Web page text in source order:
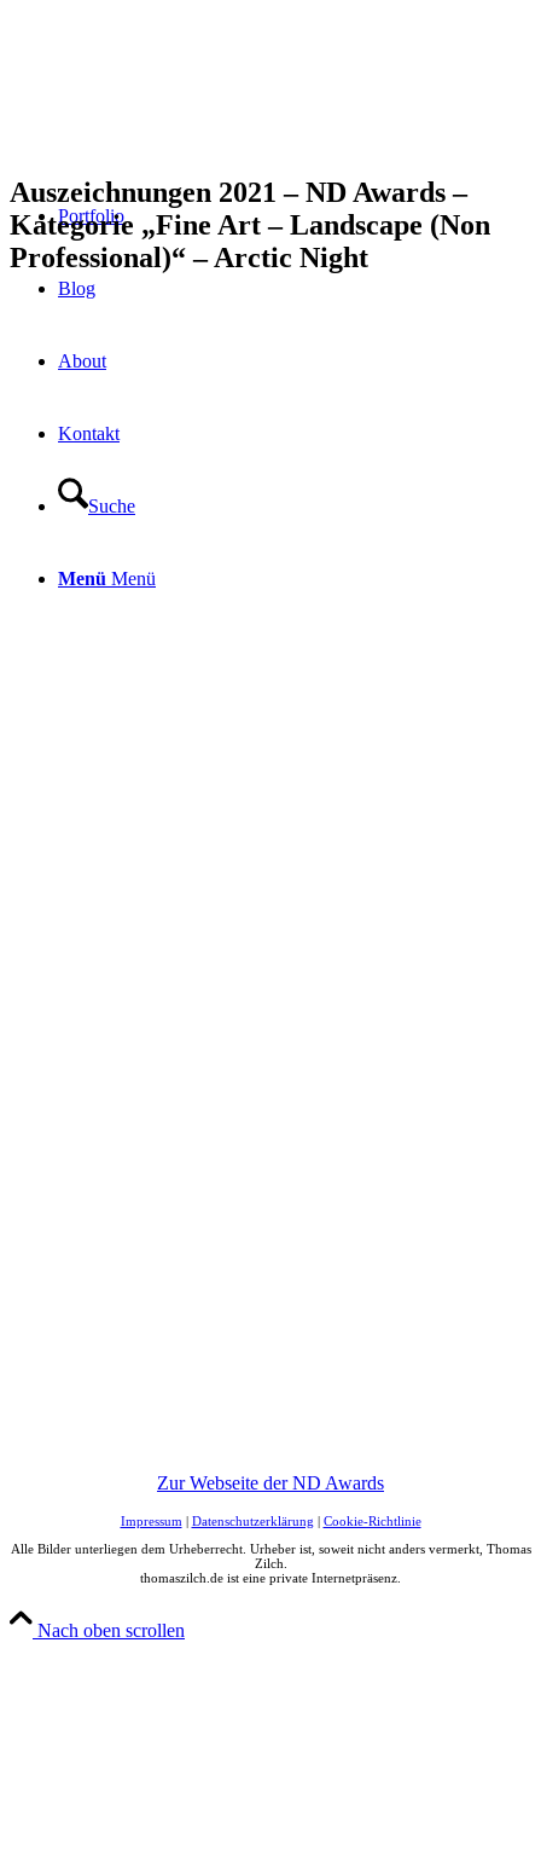
Portfolio
Blog
About
Kontakt
Suche
Menü Menü
Auszeichnungen 2021 – ND Awards –
Kategorie „Fine Art – Landscape (Non
Professional)“ – Arctic Night
Zur Webseite der ND Awards
Impressum | Datenschutzerklärung | Cookie-Richtlinie
Alle Bilder unterliegen dem Urheberrecht. Urheber ist, soweit nicht anders vermerkt, Thomas
Zilch.
thomaszilch.de ist eine private Internetpräsenz.
Nach oben scrollen